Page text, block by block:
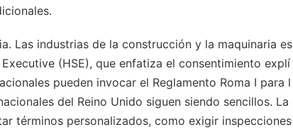
Las industrias de la construcción y la maquinaria es
(HSE), que enfatiza el consentimiento explí
pueden invocar el Reglamento Roma I para l
del Reino Unido siguen siendo sencillos. La
términos personalizados, como exigir inspecciones